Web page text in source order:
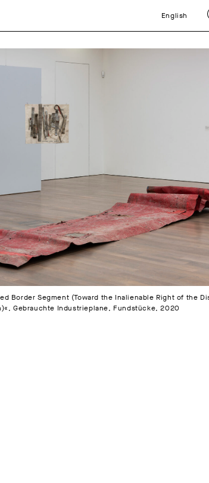
English
Border Segment (Toward the Inalienable Right of the
Gebrauchte Industrieplane, Fundstücke, 2020